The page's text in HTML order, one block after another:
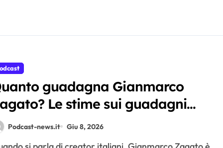
l’incredibile esperimento di LabCoatz
Le stime sui guadagni dello youtuber da oltre 2 milioni di
guadagna Gianmarco
Le stime sui guadagni
youtuber da oltre 2 milioni di
Podcast-news.it Giu 8, 2026